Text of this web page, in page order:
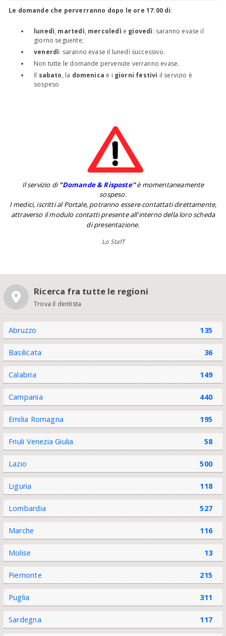
Le domande che perverranno dopo le ore 17:00 di:
lunedì, martedì, mercoledì e giovedì: saranno evase il
giorno seguente;
venerdì: saranno evase il lunedì successivo.
Non tutte le domande pervenute verranno evase.
Il sabato, la domenica e i giorni festivi il servizio è
sospeso
Il servizio di''Domande & Risposte''è momentaneamente
sospeso.
I medici, iscritti al Portale, potranno essere contattati direttamente,
attraverso il modulo contatti presente all'interno della loro scheda
di presentazione.
Lo Staff
Ricerca fra tutte le regioni
Trova il dentista
Abruzzo 135
Basilicata 36
Calabria 149
Campania 440
Emilia Romagna 195
Friuli Venezia Giulia 58
Lazio 500
Liguria 118
Lombardia 527
Marche 116
Molise 13
Piemonte 215
Puglia 311
Sardegna 117